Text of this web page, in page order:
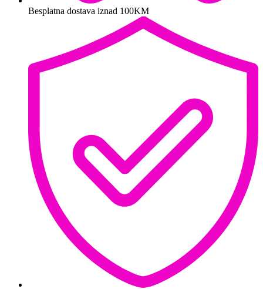
Besplatna dostava iznad 100KM